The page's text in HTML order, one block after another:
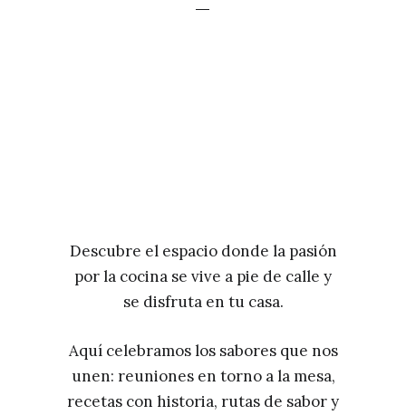
Descubre el espacio donde la pasión
por la cocina se vive a pie de calle y
se disfruta en tu casa.
Aquí celebramos los sabores que nos
unen: reuniones en torno a la mesa,
recetas con historia, rutas de sabor y